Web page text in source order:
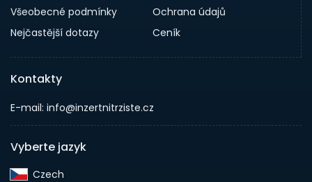
Všeobecné podmínky
Ochrana údajů
Nejčastější dotazy
Ceník
Kontakty
E-mail: info@inzertnitrziste.cz
Vyberte jazyk
Czech‎